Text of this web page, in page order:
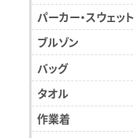
パーカー・スウェット
ブルゾン
バッグ
タオル
作業着